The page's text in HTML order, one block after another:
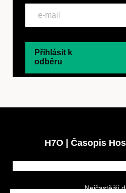
Přihlásit k
odběru
H7O | Časopis
Nejčastější